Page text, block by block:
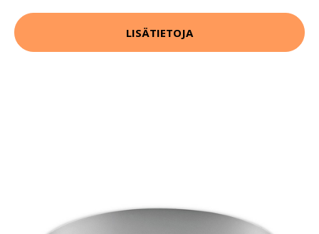
LISÄTIETOJA